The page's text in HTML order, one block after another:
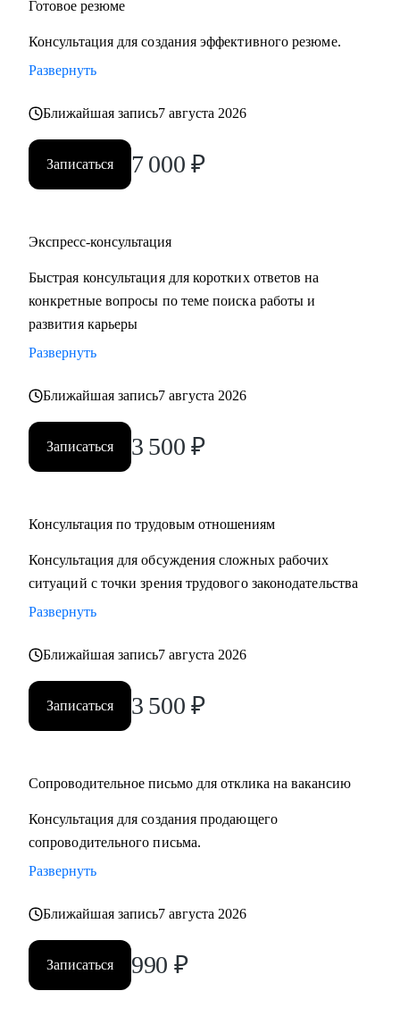
Готовое резюме
Консультация для создания эффективного резюме.
Развернуть
Ближайшая запись7 августа 2026
Записаться 7 000 ₽
Экспресс-консультация
Быстрая консультация для коротких ответов на
конкретные вопросы по теме поиска работы и
развития карьеры
Развернуть
Ближайшая запись7 августа 2026
Записаться 3 500 ₽
Консультация по трудовым отношениям
Консультация для обсуждения сложных рабочих
ситуаций с точки зрения трудового законодательства
Развернуть
Ближайшая запись7 августа 2026
Записаться 3 500 ₽
Сопроводительное письмо для отклика на вакансию
Консультация для создания продающего
сопроводительного письма.
Развернуть
Ближайшая запись7 августа 2026
Записаться 990 ₽